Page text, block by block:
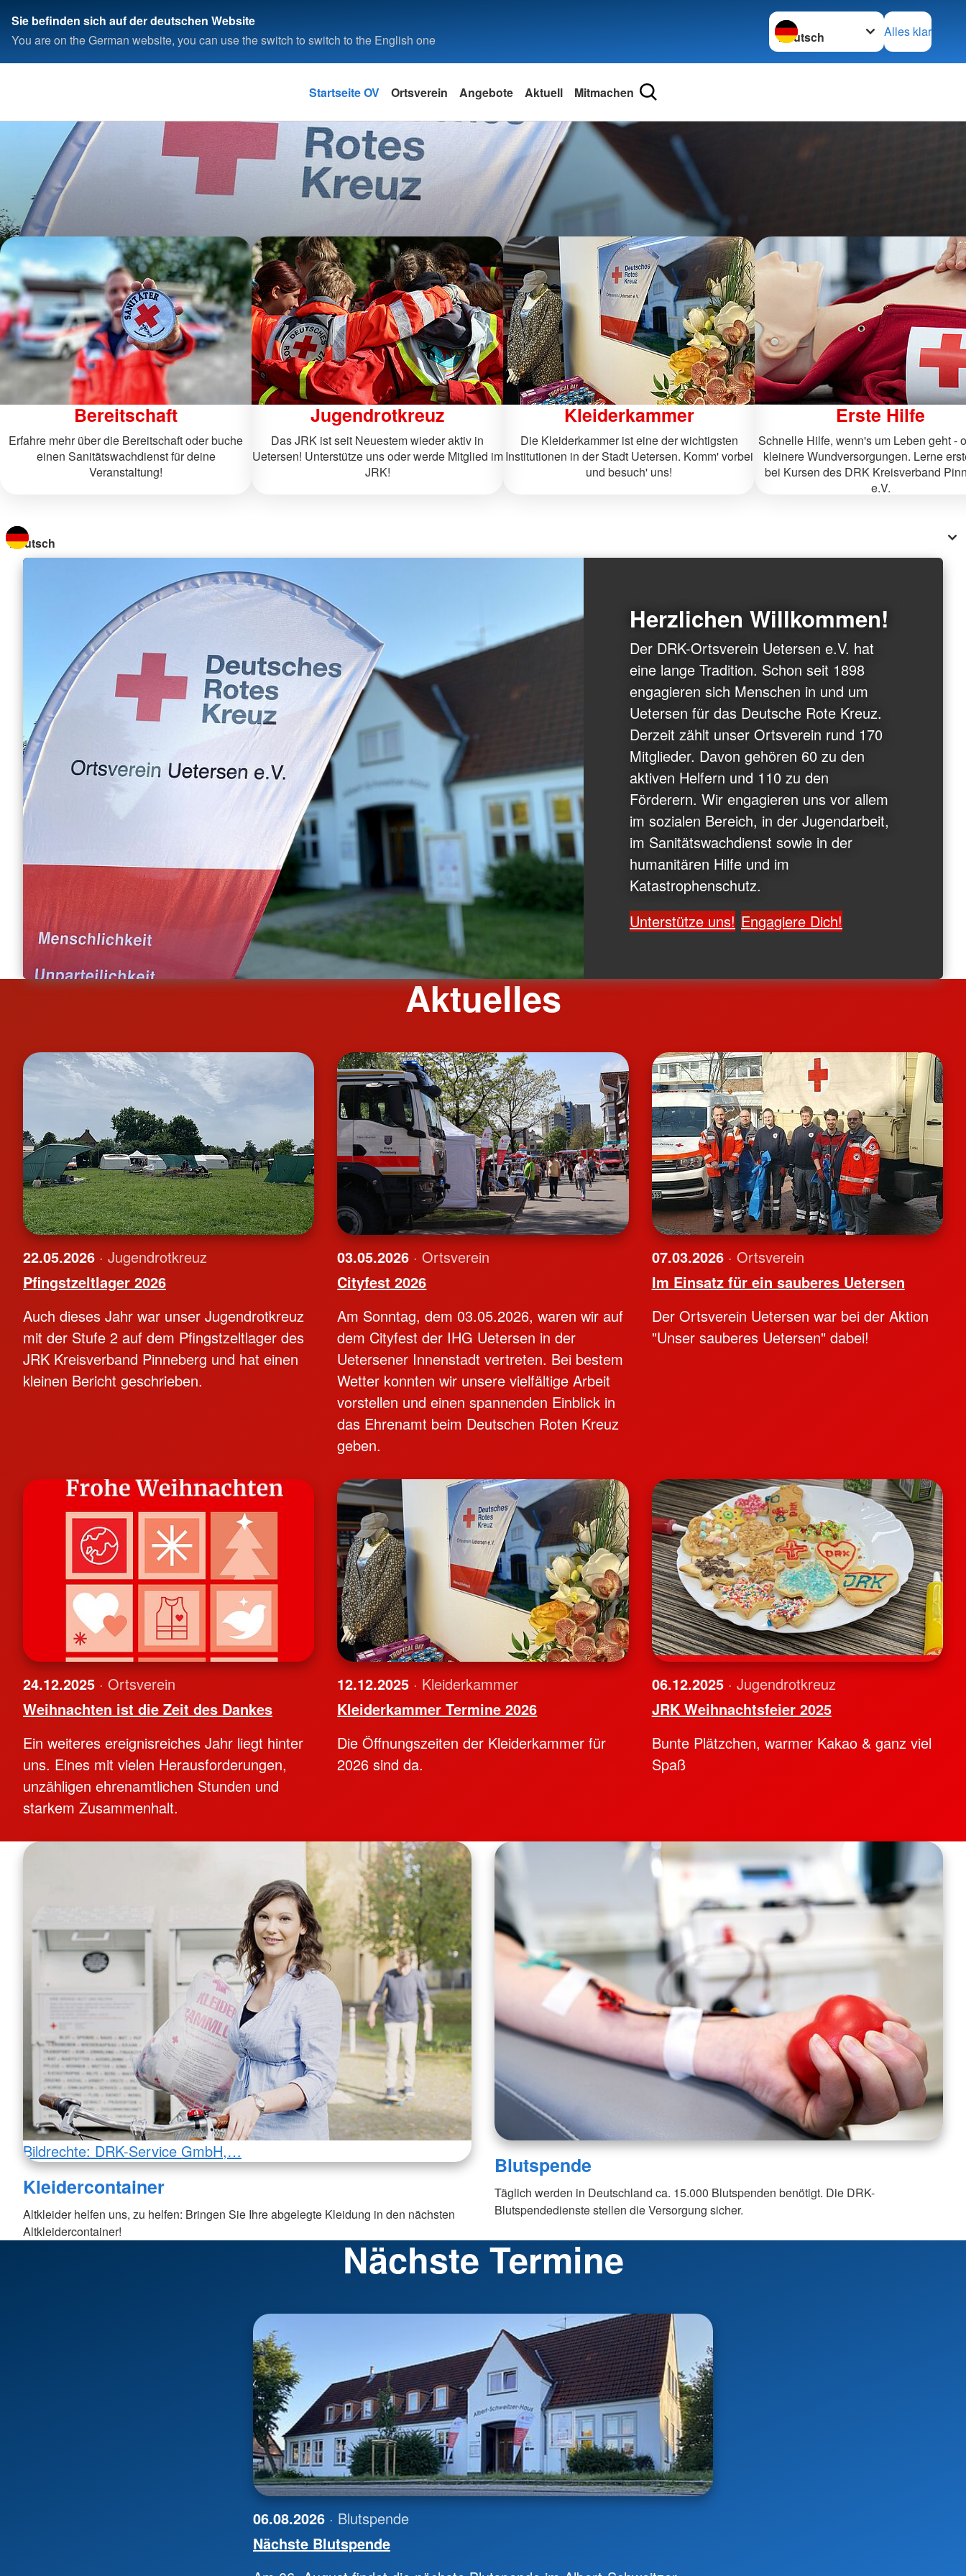
Sie befinden sich auf der deutschen Website
You are on the German website, you can use the switch to switch to the English one
Sprache wechseln zu
Alles klar
Startseite OV Ortsverein Angebote Aktuell Mitmachen
Bereitschaft
Erfahre mehr über die Bereitschaft oder buche
einen Sanitätswachdienst für deine
Veranstaltung!
Jugendrotkreuz
Das JRK ist seit Neuestem wieder aktiv in
Uetersen! Unterstütze uns oder werde Mitglied im
JRK!
Kleiderkammer
Die Kleiderkammer ist eine der wichtigsten
Institutionen in der Stadt Uetersen. Komm' vorbei
und besuch' uns!
Erste Hilfe
Schnelle Hilfe, wenn's um Leben geht -
kleinere Wundversorgungen. Lerne
bei Kursen des DRK Kreisverband
e.V.
Sprache wechseln zu
Herzlichen Willkommen!
Der DRK-Ortsverein Uetersen e.V. hat
eine lange Tradition. Schon seit 1898
engagieren sich Menschen in und um
Uetersen für das Deutsche Rote Kreuz.
Derzeit zählt unser Ortsverein rund 170
Mitglieder. Davon gehören 60 zu den
aktiven Helfern und 110 zu den
Förderern. Wir engagieren uns vor allem
im sozialen Bereich, in der Jugendarbeit,
im Sanitätswachdienst sowie in der
humanitären Hilfe und im
Katastrophenschutz.
Unterstütze uns! Engagiere Dich!
Aktuelles
22.05.2026 · Jugendrotkreuz
Pfingstzeltlager 2026
Auch dieses Jahr war unser Jugendrotkreuz
mit der Stufe 2 auf dem Pfingstzeltlager des
JRK Kreisverband Pinneberg und hat einen
kleinen Bericht geschrieben.
03.05.2026 · Ortsverein
Cityfest 2026
Am Sonntag, dem 03.05.2026, waren wir auf
dem Cityfest der IHG Uetersen in der
Uetersener Innenstadt vertreten. Bei bestem
Wetter konnten wir unsere vielfältige Arbeit
vorstellen und einen spannenden Einblick in
das Ehrenamt beim Deutschen Roten Kreuz
geben.
07.03.2026 · Ortsverein
Im Einsatz für ein sauberes Uetersen
Der Ortsverein Uetersen war bei der Aktion
"Unser sauberes Uetersen" dabei!
24.12.2025 · Ortsverein
Weihnachten ist die Zeit des Dankes
Ein weiteres ereignisreiches Jahr liegt hinter
uns. Eines mit vielen Herausforderungen,
unzähligen ehrenamtlichen Stunden und
starkem Zusammenhalt.
12.12.2025 · Kleiderkammer
Kleiderkammer Termine 2026
Die Öffnungszeiten der Kleiderkammer für
2026 sind da.
06.12.2025 · Jugendrotkreuz
JRK Weihnachtsfeier 2025
Bunte Plätzchen, warmer Kakao & ganz viel
Spaß
Bildrechte: DRK-Service GmbH,…
Kleidercontainer
Altkleider helfen uns, zu helfen: Bringen Sie Ihre abgelegte Kleidung in den nächsten
Altkleidercontainer!
Blutspende
Täglich werden in Deutschland ca. 15.000 Blutspenden benötigt. Die DRK-
Blutspendedienste stellen die Versorgung sicher.
Nächste Termine
06.08.2026 · Blutspende
Nächste Blutspende